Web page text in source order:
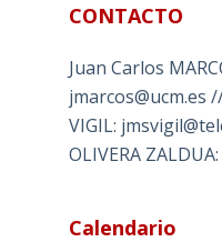
CONTACTO
Juan Carlos
jmarcos@ucm.es
VIGIL:
OLIVERA
Calendario